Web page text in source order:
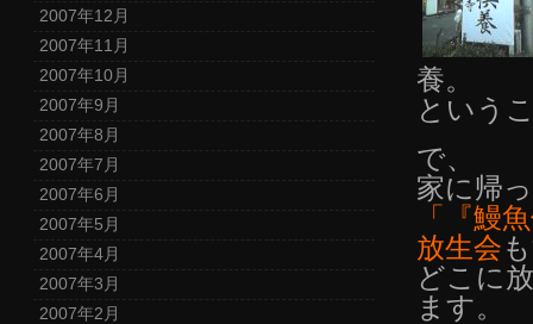
2007年12月
2007年11月
2007年10月
2007年9月
2007年8月
2007年7月
2007年6月
2007年5月
2007年4月
2007年3月
2007年2月
養。
という
で、
家に帰
「『鰻
放生会
どこに
ます。